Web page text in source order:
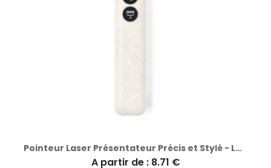
Pointeur Laser Présentateur Précis et Stylé - Lesi
A partir de : 8.71 €